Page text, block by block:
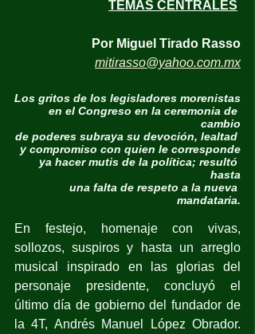
TEMAS CENTRALES
Por Miguel Tirado Rasso
mitirasso@yahoo.com.mx
Los gritos de los legisladores morenistas
en el Congreso en la ceremonia de
cambio
de poderes subraya su devoción, lealtad
y compromiso con quien le corresponde
ya hacer mutis de la política; resultó
hasta
una falta de respeto a la nueva
mandataria.
En festejo, homenaje con vivas,
sollozos, suspiros y hasta un arreglo
musical inspirado en las glorias del
personaje presidente, concluyó el
último día de gobierno del fundador de
la 4T, Andrés Manuel López Obrador.